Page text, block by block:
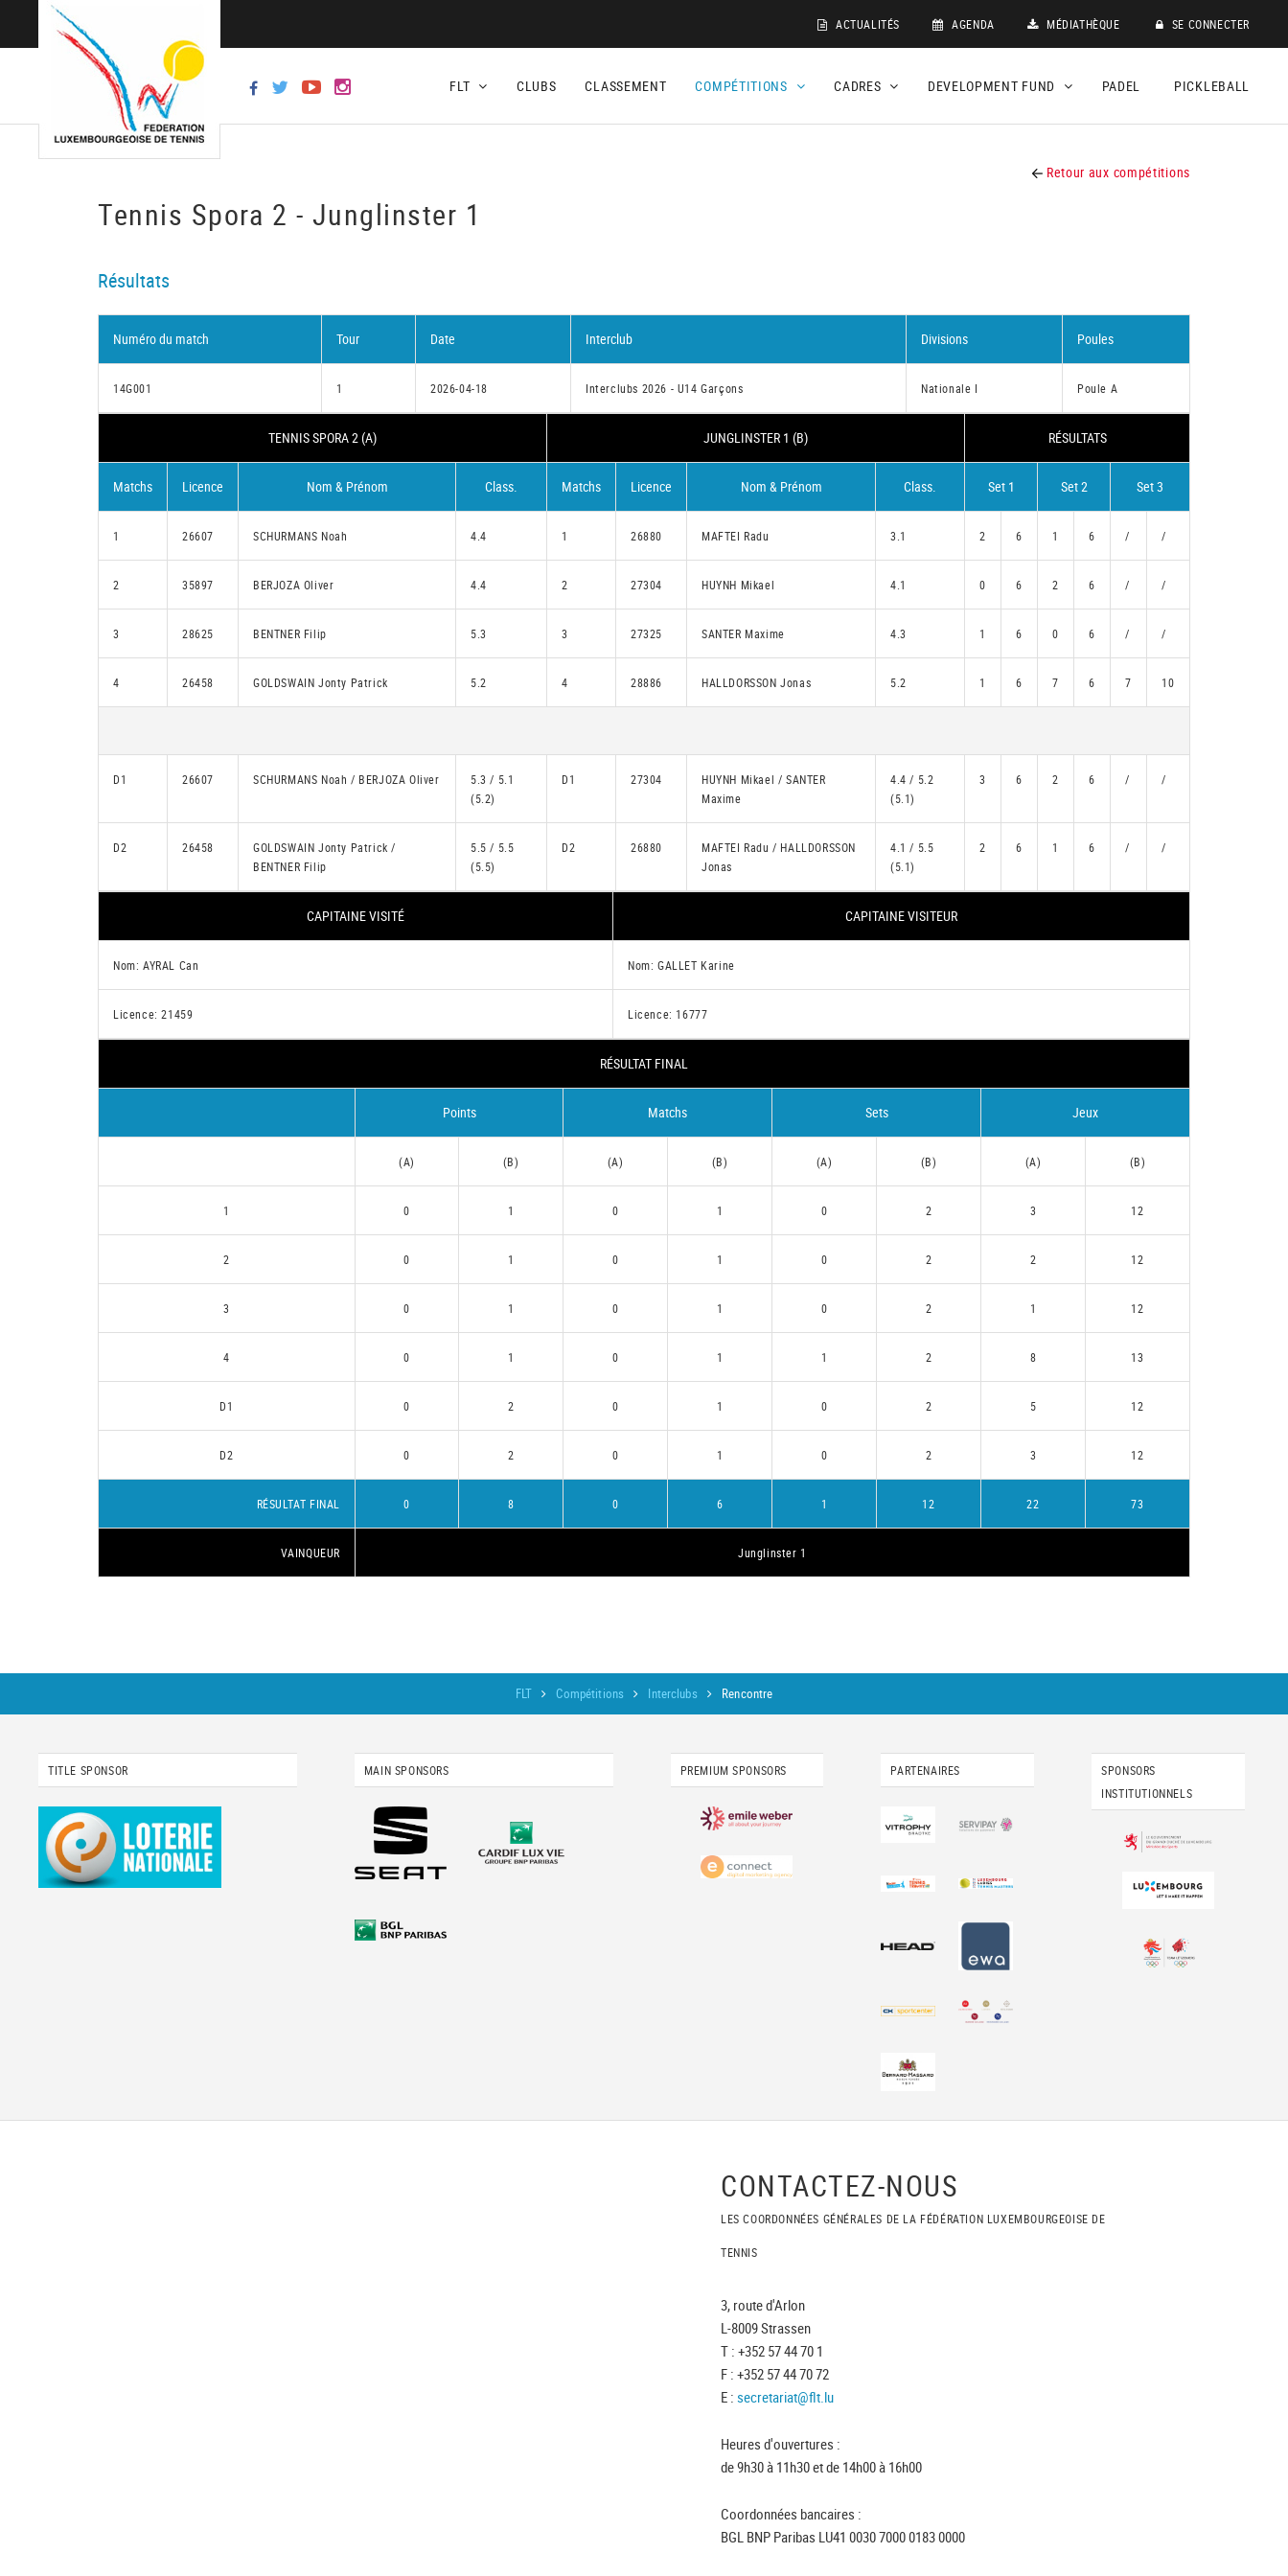
ACTUALITÉS AGENDA MÉDIATHÈQUE SE CONNECTER
FLT CLUBS CLASSEMENT COMPÉTITIONS CADRES DEVELOPMENT FUND PADEL PICKLEBALL
Retour aux compétitions
Tennis Spora 2 - Junglinster 1
Résultats
Numéro du match Tour Date Interclub Divisions Poules
14G001 1 2026-04-18 Interclubs 2026 - U14 Garçons Nationale I Poule A
TENNIS SPORA 2 (A) JUNGLINSTER 1 (B) RÉSULTATS
Matchs Licence Nom & Prénom Class. Matchs Licence Nom & Prénom Class. Set 1 Set 2 Set 3
1 26607 SCHURMANS Noah 4.4 1 26880 MAFTEI Radu 3.1 2 6 1 6 / /
2 35897 BERJOZA Oliver 4.4 2 27304 HUYNH Mikael 4.1 0 6 2 6 / /
3 28625 BENTNER Filip 5.3 3 27325 SANTER Maxime 4.3 1 6 0 6 / /
4 26458 GOLDSWAIN Jonty Patrick 5.2 4 28886 HALLDORSSON Jonas 5.2 1 6 7 6 7 10
D1 26607 SCHURMANS Noah / BERJOZA Oliver
5.3 / 5.1
(5.2)
D1 27304
HUYNH Mikael / SANTER
Maxime
4.4 / 5.2
(5.1)
3 6 2 6 / /
D2 26458
GOLDSWAIN Jonty Patrick /
BENTNER Filip
5.5 / 5.5
(5.5)
D2 26880
MAFTEI Radu / HALLDORSSON
Jonas
4.1 / 5.5
(5.1)
2 6 1 6 / /
CAPITAINE VISITÉ CAPITAINE VISITEUR
Nom: AYRAL Can Nom: GALLET Karine
Licence: 21459 Licence: 16777
RÉSULTAT FINAL
Points Matchs Sets Jeux
(A) (B) (A) (B) (A) (B) (A) (B)
1 0 1 0 1 0 2 3 12
2 0 1 0 1 0 2 2 12
3 0 1 0 1 0 2 1 12
4 0 1 0 1 1 2 8 13
D1 0 2 0 1 0 2 5 12
D2 0 2 0 1 0 2 3 12
RÉSULTAT FINAL 0 8 0 6 1 12 22 73
VAINQUEUR Junglinster 1
FLT Compétitions Interclubs Rencontre
TITLE SPONSOR MAIN SPONSORS PREMIUM SPONSORS PARTENAIRES
SPONSORS
INSTITUTIONNELS
CONTACTEZ-NOUS
LES COORDONNÉES GÉNÉRALES DE LA FÉDÉRATION LUXEMBOURGEOISE DE
TENNIS
3, route d'Arlon
L-8009 Strassen
T : +352 57 44 70 1
F : +352 57 44 70 72
E : secretariat@flt.lu
Heures d'ouvertures :
de 9h30 à 11h30 et de 14h00 à 16h00
Coordonnées bancaires :
BGL BNP Paribas LU41 0030 7000 0183 0000